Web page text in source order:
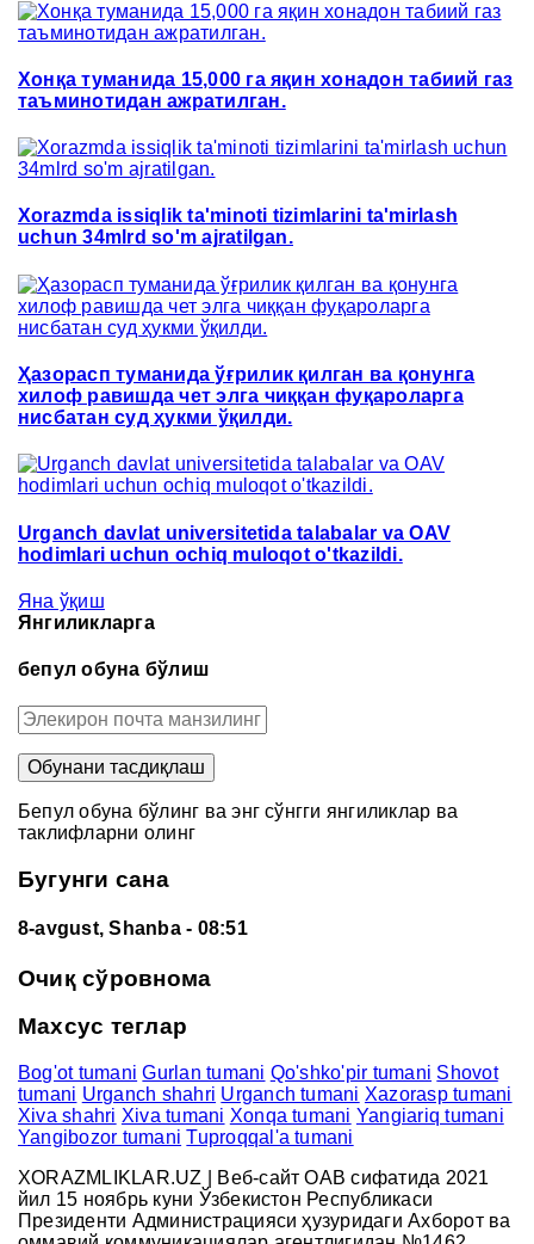
Хонқа туманида 15,000 га яқин хонадон табиий газ
таъминотидан ажратилган.
Xorazmda issiqlik ta'minoti tizimlarini ta'mirlash
uchun 34mlrd so'm ajratilgan.
Ҳазорасп туманида ўғрилик қилган ва қонунга
хилоф равишда чет элга чиққан фуқароларга
нисбатан суд ҳукми ўқилди.
Urganch davlat universitetida talabalar va OAV
hodimlari uchun ochiq muloqot o'tkazildi.
Яна ўқиш
Янгиликларга
бепул обуна бўлиш
Бепул обуна бўлинг ва энг сўнгги янгиликлар ва
таклифларни олинг
Бугунги сана
8-avgust, Shanba- 08:51
Очиқ сўровнома
Махсус теглар
Bog'ot tumani Gurlan tumani Qo'shko'pir tumani Shovot
tumani Urganch shahri Urganch tumani Xazorasp tumani
Xiva shahri Xiva tumani Xonqa tumani Yangiariq tumani
Yangibozor tumani Tuproqqal'a tumani
XORAZMLIKLAR.UZ | Веб-сайт ОАВ сифатида 2021
йил 15 ноябрь куни Ўзбекистон Республикаси
Президенти Администрацияси ҳузуридаги Ахборот ва